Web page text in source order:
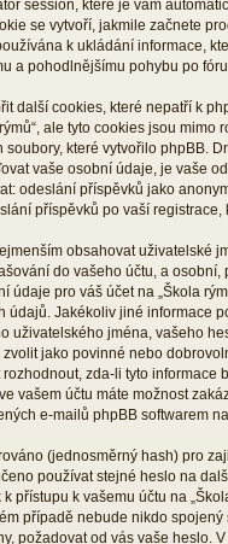
session, které je vám
se vytvoří, jakmile začnete
k ukládání informace,
a pohodlnějšímu pohybu po fóru.
další cookies, které nepatří k
ale tyto cookies jsou mimo
soubory, které vytvořilo phpBB.
vaše osobní údaje, je vaše
odeslání příspěvků jako
příspěvků po vaší registrace,
obsahovat uživatelské
do vašeho účtu, a osobní,
údaje pro váš účet na „Škola
údajů. Jakékoliv jiné informace
uživatelského jména, vašeho
jako povinné nebo
zda-li tyto informace
vašem účtu máte možnost
e-mailů phpBB softwarem
(jednosměrný hash) pro
používat stejné heslo na
přístupu k vašemu účtu na
případě nebude nikdo spojený
požadovat od vás vaše heslo.